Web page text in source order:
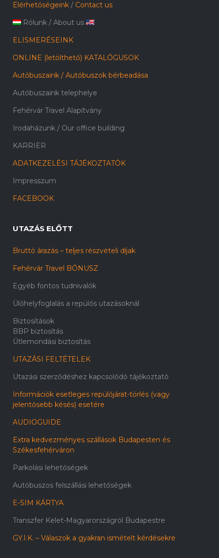
Elérhetőségeink / Contact us
Rólunk /About us
ELISMERÉSEINK
ONLINE (letölthető) KATALÓGUSOK
Autóbuszaink / Autóbuszok bérbeadása
Autóbuszaink telephelye
Fehérvár Travel Alapítvány
Irodaházunk / Our office building
KARRIER
ADATKEZELÉSI TÁJÉKOZTATÓK
Impresszum
FACEBOOK
UTAZÁS ELŐTT
Bruttó árazás – teljes részvételi díjak
Fehérvár Travel BÓNUSZ
Egyéb fontos tudnivalók
Ülőhelyfoglalás a repülős utazásoknál
Biztosítások
BBP biztosítás
Útlemondási biztosítás
UTAZÁSI FELTÉTELEK
Utazási szerződéshez kapcsolódó tájékoztató
Információk esetleges repülőjárat-törlés (vagy
jelentősebb késés) esetére
AUDIOGUIDE
Extra kedvezményes szállások Budapesten és
Székesfehérváron
Parkolási lehetőségek
Autóbuszos felszállási lehetőségek
E-SIM KÁRTYA
Transzfer Kelet-Magyarországról Budapestre
GY.I.K. – Válaszok a gyakran ismételt kérdésekre